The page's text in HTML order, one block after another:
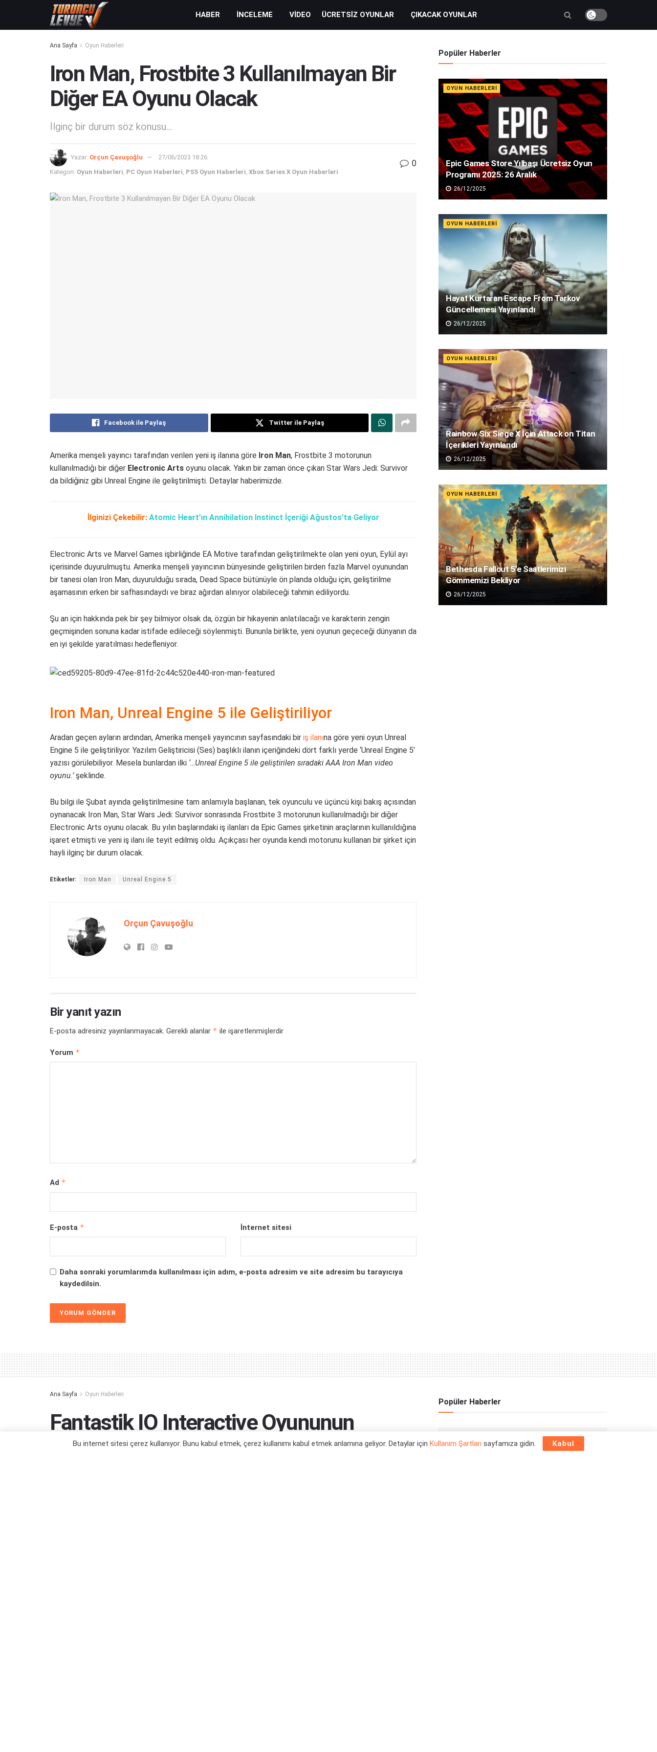
HABER İNCELEME VIDEO ÜCRETSIZ OYUNLAR ÇIKACAK OYUNLAR
Ana Sayfa Oyun Haberleri
Iron Man, Frostbite 3 Kullanılmayan Bir
Diğer EA Oyunu Olacak
İlginç bir durum söz konusu...
Yazar: Orçun Çavuşoğlu 27/06/2023 18:26
Kategori: Oyun Haberleri, PC Oyun Haberleri, PS5 Oyun Haberleri, Xbox Series X Oyun Haberleri
0
Facebook ile Paylaş Twitter ile Paylaş
Amerika menşeli yayıncı tarafından verilen yeni iş ilanına göre Iron Man, Frostbite 3 motorunun
kullanılmadığı bir diğer Electronic Arts oyunu olacak. Yakın bir zaman önce çıkan Star Wars Jedi: Survivor
da bildiğiniz gibi Unreal Engine ile geliştirilmişti. Detaylar haberimizde.
İlginizi Çekebilir: Atomic Heart’ın Annihilation Instinct İçeriği Ağustos’ta Geliyor
Electronic Arts ve Marvel Games işbirliğinde EA Motive tarafından geliştirilmekte olan yeni oyun, Eylül ayı
içerisinde duyurulmuştu. Amerika menşeli yayıncının bünyesinde geliştirilen birden fazla Marvel oyunundan
bir tanesi olan Iron Man, duyurulduğu sırada, Dead Space bütünüyle ön planda olduğu için, geliştirilme
aşamasının erken bir safhasındaydı ve biraz ağırdan alınıyor olabileceği tahmin ediliyordu.
Şu an için hakkında pek bir şey bilmiyor olsak da, özgün bir hikayenin anlatılacağı ve karakterin zengin
geçmişinden sonuna kadar istifade edileceği söylenmişti. Bununla birlikte, yeni oyunun geçeceği dünyanın da
en iyi şekilde yaratılması hedefleniyor.
Iron Man, Unreal Engine 5 ile Geliştiriliyor
Aradan geçen ayların ardından, Amerika menşeli yayıncının sayfasındaki bir iş ilanına göre yeni oyun Unreal
Engine 5 ile geliştiriliyor. Yazılım Geliştiricisi (Ses) başlıklı ilanın içeriğindeki dört farklı yerde ‘Unreal Engine 5’
yazısı görülebiliyor. Mesela bunlardan ilki ‘…Unreal Engine 5 ile geliştirilen sıradaki AAA Iron Man video
oyunu.’şeklinde.
Bu bilgi ile Şubat ayında geliştirilmesine tam anlamıyla başlanan, tek oyunculu ve üçüncü kişi bakış açısından
oynanacak Iron Man, Star Wars Jedi: Survivor sonrasında Frostbite 3 motorunun kullanılmadığı bir diğer
Electronic Arts oyunu olacak. Bu yılın başlarındaki iş ilanları da Epic Games şirketinin araçlarının kullanıldığına
işaret etmişti ve yeni iş ilanı ile teyit edilmiş oldu. Açıkçası her oyunda kendi motorunu kullanan bir şirket için
hayli ilginç bir durum olacak.
Etiketler: Iron Man Unreal Engine 5
Orçun Çavuşoğlu
Bir yanıt yazın
E-posta adresiniz yayınlanmayacak. Gerekli alanlar * ile işaretlenmişlerdir
Yorum *
Ad *
E-posta * İnternet sitesi
Daha sonraki yorumlarımda kullanılması için adım, e-posta adresim ve site adresim bu tarayıcıya
kaydedilsin.
Popüler Haberler
OYUN HABERLERI
Epic Games Store Yılbaşı Ücretsiz Oyun
Programı 2025: 26 Aralık
26/12/2025
OYUN HABERLERI
Hayat Kurtaran Escape From Tarkov
Güncellemesi Yayınlandı
26/12/2025
OYUN HABERLERI
Rainbow Six Siege X İçin Attack on Titan
İçerikleri Yayınlandı
26/12/2025
OYUN HABERLERI
Bethesda Fallout 5’e Saatlerimizi
Gömmemizi Bekliyor
26/12/2025
Ana Sayfa Oyun Haberleri
Fantastik IO Interactive Oyununun
Platformları Sızdırıldı
Popüler Haberler
Bu internet sitesi çerez kullanıyor. Bunu kabul etmek, çerez kullanımı kabul etmek anlamına geliyor. Detaylar için Kullanım Şartları sayfamıza gidin. Kabul